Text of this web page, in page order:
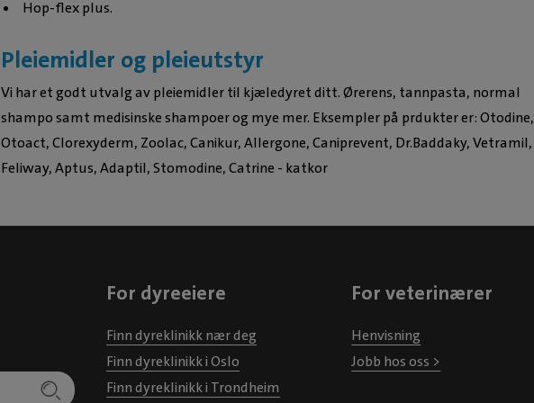
Hop-flex plus.
Pleiemidler og pleieutstyr
Vi har et godt utvalg av pleiemidler til kjæledyret ditt. Ørerens, tannpasta, normal
shampo samt medisinske shampoer og mye mer. Eksempler på prdukter er: Otodine,
Otoact, Clorexyderm, Zoolac, Canikur, Allergone, Caniprevent, Dr.Baddaky, Vetramil,
Feliway, Aptus, Adaptil, Stomodine, Catrine - katkor
For dyreeiere
Finn dyreklinikk nær deg
Finn dyreklinikk i Oslo
Finn dyreklinikk i Trondheim
For veterinærer
Henvisning
Jobb hos oss >